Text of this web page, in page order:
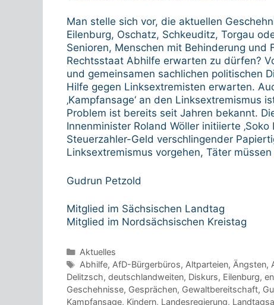
Man stelle sich vor, die aktuellen
Eilenburg, Oschatz, Schkeuditz, Torgau
Senioren, Menschen mit Behinderung
Rechtsstaat Abhilfe erwarten zu dürfen?
und gemeinsamen sachlichen politischen
Hilfe gegen Linksextremisten erwarten.
‚Kampfansage‘ an den Linksextremismus
Problem ist bereits seit Jahren bekannt.
Innenminister Roland Wöller initiierte
Steuerzahler-Geld verschlingender
Linksextremismus vorgehen, Täter
Gudrun Petzold
Mitglied im Sächsischen Landtag
Mitglied im Nordsächsischen Kreistag
Kategorien
Aktuelles
Schlagwörter
Abhilfe, AfD-Bürgerbüros, Altparteien, Ängsten,
Delitzsch, deutschlandweiten, Diskurs, Eilenburg,
Geschehnisse, Gesprächen, Gewaltbereitschaft,
Kampfansage, Kindern, Landesregierung,